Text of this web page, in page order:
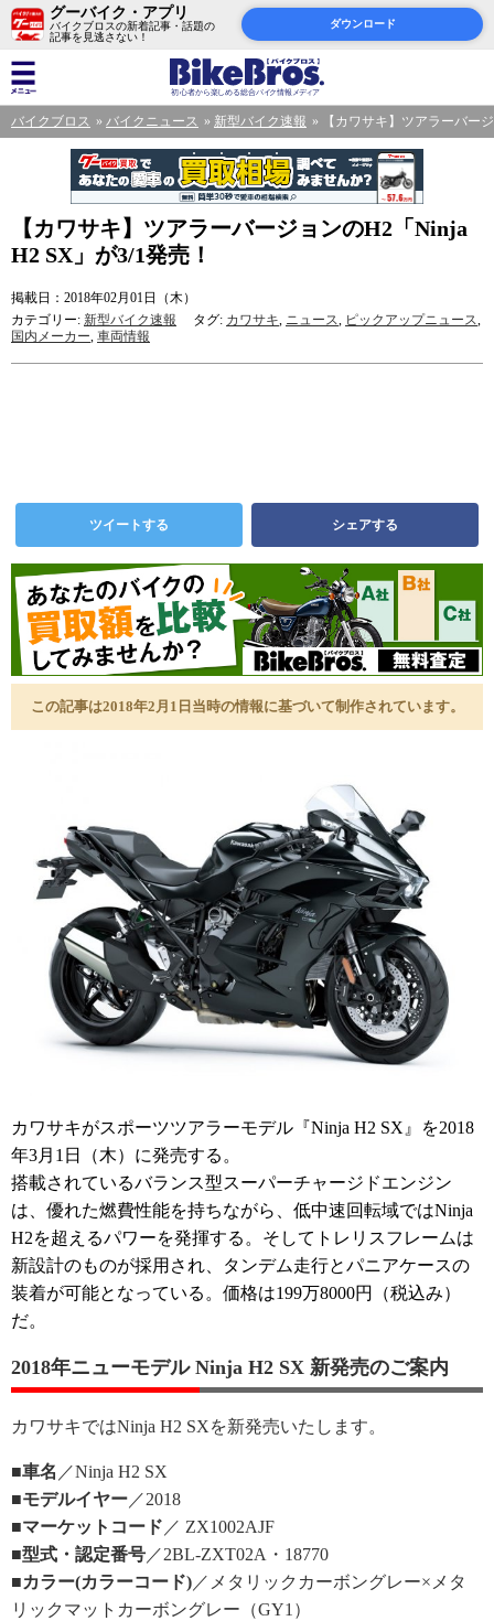
グーバイク・アプリ
バイクブロスの新着記事・話題の
記事を見逃さない！
ダウンロード
バイクブロス バイクニュース 新型バイク速報 【カワサキ】ツアラーバー
【カワサキ】ツアラーバージョンのH2「Ninja
H2 SX」が3/1発売！
掲載日：2018年02月01日（木）
カテゴリー: 新型バイク速報 タグ: カワサキ, ニュース, ピックアップニュース,
国内メーカー, 車両情報
ツイートする シェアする
この記事は2018年2月1日当時の情報に基づいて制作されています。
カワサキがスポーツツアラーモデル『Ninja H2 SX』を2018
年3月1日（木）に発売する。
搭載されているバランス型スーパーチャージドエンジン
は、優れた燃費性能を持ちながら、低中速回転域ではNinja
H2を超えるパワーを発揮する。そしてトレリスフレームは
新設計のものが採用され、タンデム走行とパニアケースの
装着が可能となっている。価格は199万8000円（税込み）
だ。
2018年ニューモデル Ninja H2 SX 新発売のご案内
カワサキではNinja H2 SXを新発売いたします。
■車名 ／Ninja H2 SX
■モデルイヤー ／2018
■マーケットコード ／ ZX1002AJF
■型式・認定番号 ／2BL-ZXT02A・18770
■カラー(カラーコード) ／メタリックカーボングレー×メタ
リックマットカーボングレー（GY1）